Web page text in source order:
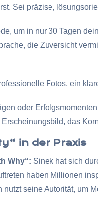
Sei präzise,
um in nur 30 Tagen
die Zuversicht
Fotos, ein
oder
das
in der Praxis
Why“: Sinek hat sich
haben Millionen
seine Autorität, um